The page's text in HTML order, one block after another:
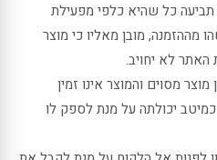
כל שהיא כלפי מפעילת
מההזמנה, מובן מאליו כי מוצר
לא יחויב.
מסוים והמוצר אינו זמין
יכולתה על מנת לספק לו